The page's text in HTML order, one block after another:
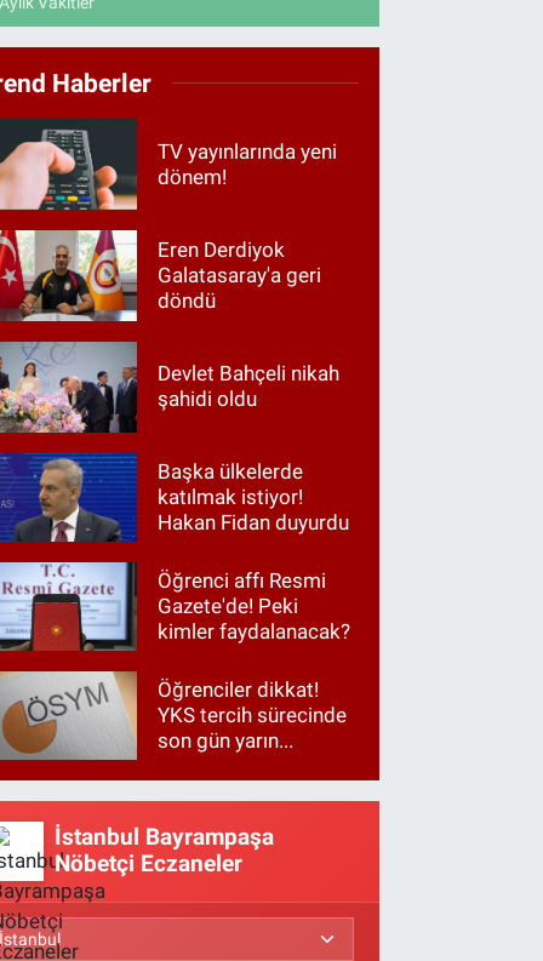
Haberler
TV yayınlarında yeni
dönem!
Eren Derdiyok
Galatasaray'a geri
döndü
Devlet Bahçeli nikah
şahidi oldu
Başka ülkelerde
katılmak istiyor!
Hakan Fidan duyurdu
Öğrenci affı Resmi
Gazete'de! Peki
kimler faydalanacak?
Öğrenciler dikkat!
YKS tercih sürecinde
son gün yarın...
İstanbul Bayrampaşa
Nöbetçi Eczaneler